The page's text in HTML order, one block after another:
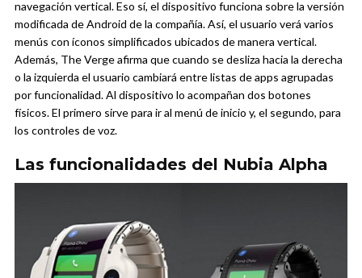
navegación vertical. Eso sí, el dispositivo funciona sobre la versión
modificada de Android de la compañía. Así, el usuario verá varios
menús con íconos simplificados ubicados de manera vertical.
Además, The Verge afirma que cuando se desliza hacia la derecha
o la izquierda el usuario cambiará entre listas de apps agrupadas
por funcionalidad. Al dispositivo lo acompañan dos botones
físicos. El primero sirve para ir al menú de inicio y, el segundo, para
los controles de voz.
Las funcionalidades del Nubia Alpha